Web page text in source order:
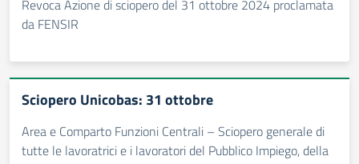
Revoca Azione di sciopero del 31 ottobre 2024 proclamata
da FENSIR
Sciopero Unicobas: 31 ottobre
Area e Comparto Funzioni Centrali – Sciopero generale di
tutte le lavoratrici e i lavoratori del Pubblico Impiego, della